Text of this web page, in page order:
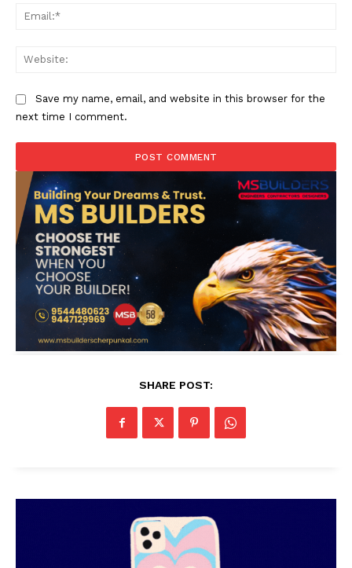
Save my name, email, and website in this browser for the
next time I comment.
SHARE POST: